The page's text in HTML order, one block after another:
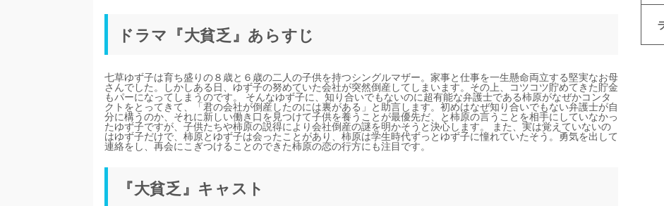
ドラマ『大貧乏』あらすじ
七草ゆず子は育ち盛りの８歳と６歳の二人の子供を持つシングルマザー。家事と仕事を一生懸命両立する堅実なお母
さんでした。しかしある日、ゆず子の努めていた会社が突然倒産してしまいます。その上、コツコツ貯めてきた貯金
もパーになってしまうのです。 そんなゆず子に、知り合いでもないのに超有能な弁護士である柿原がなぜかコンタ
クトをとってきて、「君の会社が倒産したのには裏がある」と助言します。初めはなぜ知り合いでもない弁護士が自
分に構うのか、それに新しい働き口を見つけて子供を養うことが最優先だ、と柿原の言うことを相手にしていなかっ
たゆず子ですが、子供たちや柿原の説得により会社倒産の謎を明かそうと決心します。 また、実は覚えていないの
はゆず子だけで、柿原とゆず子は会ったことがあり、柿原は学生時代ずっとゆず子に憧れていたそう。勇気を出して
連絡をし、再会にこぎつけることのできた柿原の恋の行方にも注目です。
『大貧乏』キャスト